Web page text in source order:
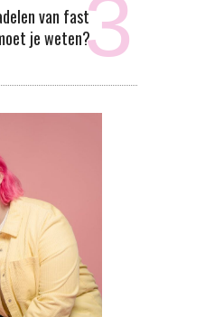
van fast
je weten?